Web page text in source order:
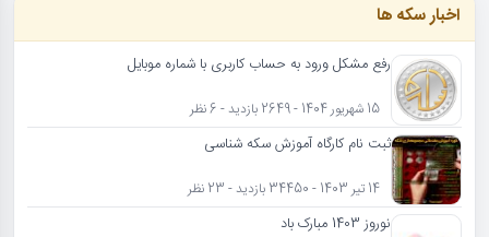
اخبار سکه ها
رفع مشکل ورود به حساب کاربری با شماره موبایل
15 شهریور 1404 - 2649 بازدید - 6 نظر
ثبت نام کارگاه آموزش سکه شناسی
14 تیر 1403 - 34450 بازدید - 23 نظر
نوروز 1403 مبارک باد